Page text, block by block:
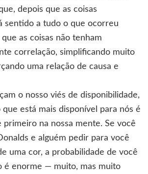
depois que as coisas
sentido a tudo o que ocorreu
as coisas não tenham
correlação, simplificando muito
uma relação de causa e
o nosso viés de disponibilidade,
que está mais disponível para nós é
primeiro na nossa mente. Se você
e alguém pedir para você
uma cor, a probabilidade de você
é enorme — muito, mas muito